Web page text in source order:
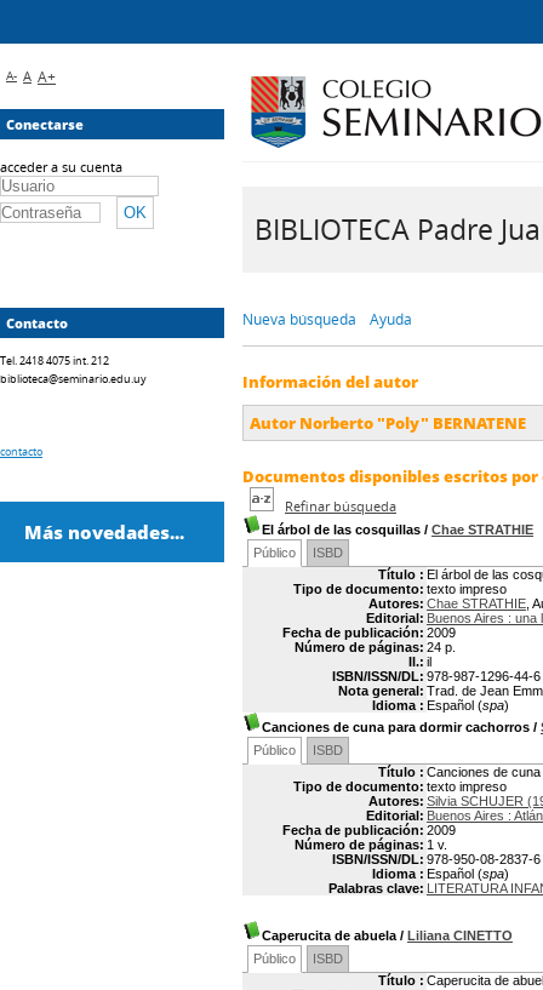
BIBLIOTECA Padre
Nueva búsqueda Ayuda
Información del autor
Autor Norberto "Poly" BERNATENE
Documentos disponibles escritos
Refinar búsqueda
El árbol de las cosquillas / Chae STRATHIE
Público
ISBD
Título : El árbol de las
Tipo de documento: texto impreso
Autores: Chae STRATHIE ,
Editorial: Buenos Aires : una
Fecha de publicación: 2009
Número de páginas: 24 p.
Il.: il
ISBN/ISSN/DL: 978-987-1296-44-6
Nota general: Trad. de Jean
Idioma : Español (spa)
Canciones de cuna para dormir cachorros /
Público
ISBD
Título : Canciones de
Tipo de documento: texto impreso
Autores: Silvia SCHUJER
Editorial: Buenos Aires :
Fecha de publicación: 2009
Número de páginas: 1 v.
ISBN/ISSN/DL: 978-950-08-2837-6
Idioma : Español (spa)
Palabras clave: LITERATURA
Caperucita de abuela / Liliana CINETTO
Público
ISBD
Título : Caperucita de
A- A A+
Conectarse
acceder a su cuenta
Contacto
Tel. 2418 4075 int. 212
biblioteca@seminario.edu.uy
contacto
Más novedades...